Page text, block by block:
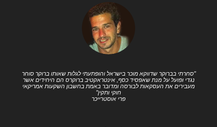
"סחרתי בברוקר שדווקא מוכר בישראל והופתעתי לגלות שאותו ברוקר סוחר
נגדי ופועל על מנת שאפסיד כסף, אינטראקטיב ברוקרס הם היחידים אשר
מעבירים את העסקאות לבורסה ומדובר באמת בחשבון השקעות אמריקאי
חוקי ותקין"
פרי אוסטרייכר